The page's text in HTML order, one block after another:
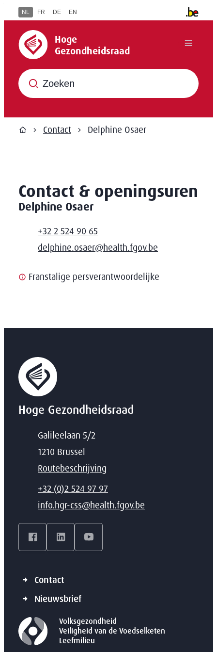
Naar inhoud
NL FR DE EN
Andere
Hoge Gezondheidsraad
Hoge
Gezondheidsraad
Waar ben je naar op zoek?
Menu
Startpagina
Contact Delphine Osaer
Contact & openingsuren
Delphine Osaer
Contact
+32 2 524 90 65
E-maildelphine.osaer@health.fgov.be
Franstalige persverantwoordelijke
Hoge Gezondheidsraad
AdresGalileelaan 5/2
,1210 Brussel
Routebeschrijving
+32 (0)2 524 97 97
E-mailinfo.hgr-css@health.fgov.be
FacebookLinkedInYouTube
Contact
Nieuwsbrief
Volksgezondheid
Veiligheid van de Voedselketen
Leefmilieu